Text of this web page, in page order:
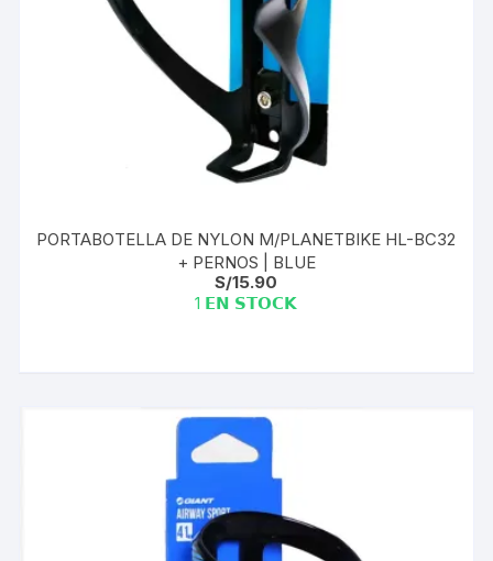
PORTABOTELLA DE NYLON M/PLANETBIKE HL-BC32
+ PERNOS | BLUE
S/15.90
1 𝗘𝗡 𝗦𝗧𝗢𝗖𝗞